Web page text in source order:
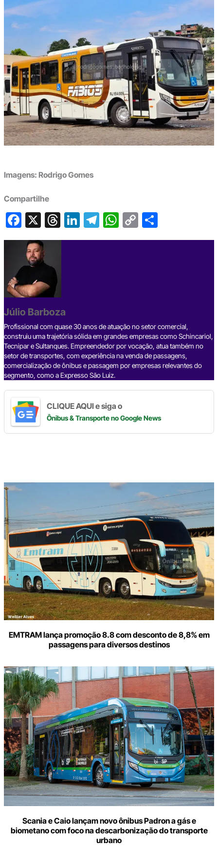
Imagens: Rodrigo Gomes
Compartilhe
F
a
c
e
b
o
o
k
X T
hr
s
Li
n
T
el
W
h
C
o
S
h
Júlio Barboza
Profissional com quase 30 anos de atuação no setor comercial,
construiu uma trajetória sólida em grandes empresas como Schincariol,
Tecnipar e Sultanques. Empreendedor por vocação, atua também no
setor de transportes, com experiência na venda de passagens,
comercialização de ônibus e passagem por empresas relevantes do
segmento, como a Expresso São Luiz.
CLIQUE AQUI e siga o
Ônibus & Transporteno Google News
EMTRAM lança promoção 8.8 com desconto de 8,8% em
passagens para diversos destinos
Scania e Caio lançam novo ônibus Padron a gás e
biometano com foco na descarbonização do transporte
urbano
Digite
aqui
o
seu
e-
mail